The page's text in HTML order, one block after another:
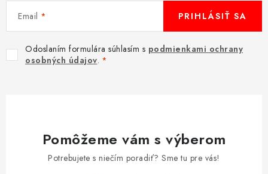
Email
Odoslaním formulára súhlasím s podmienkami ochrany
osobných údajov.
PRIHLÁSIŤ SA
Pomôžeme vám s výberom
Potrebujete s niečím poradiť? Sme tu pre vás!